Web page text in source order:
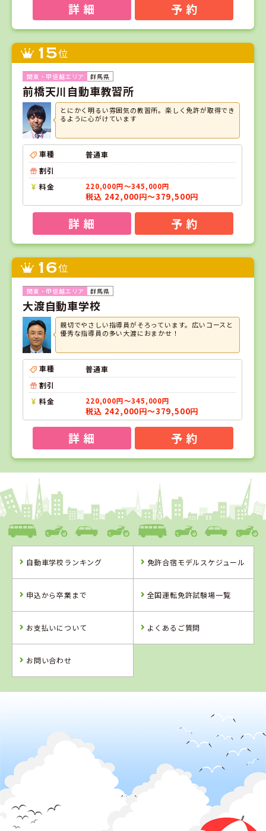
詳 細 予 約
15位
群馬県
前橋天川自動車教習所
とにかく明るい雰囲気の教習所。楽しく免許が取得でき
るように心がけています
車種
普通車
割引
料金
220,000円～345,000円
税込 242,000円～379,500円
詳 細 予 約
16位
群馬県
大渡自動車学校
親切でやさしい指導員がそろっています。広いコースと
優秀な指導員の多い大渡におまかせ！
車種
普通車
割引
料金
220,000円～345,000円
税込 242,000円～379,500円
詳 細 予 約
1
茨城県
大宮自動車教習所
詳 細 予 約
所
予 約
ドライビングス
巻中央自動車学
校
千葉県
銚子大洋自動車
自動車学校ランキング 免許合宿モデルスケジュール
申込から卒業まで 全国運転免許試験場一覧
お支払いについて よくあるご質問
お問い合わせ